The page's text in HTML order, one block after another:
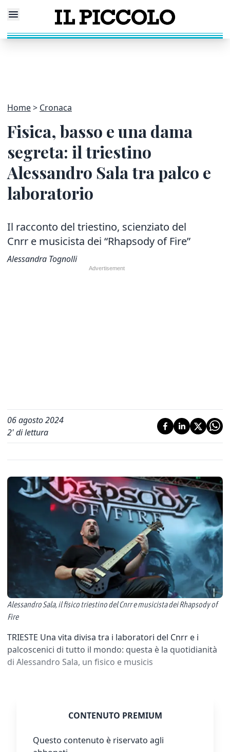
Home Cronaca
Fisica, basso e una dama
segreta: il triestino
Alessandro Sala tra palco e
laboratorio
Il racconto del triestino, scienziato del
Cnrr e musicista dei “Rhapsody of Fire”
Alessandra Tognolli
06 agosto 2024
2' di lettura
Alessandro Sala, il fisico triestino del Cnrr e musicista dei Rhapsody of
Fire
TRIESTE Una vita divisa tra i laboratori del Cnrr e i
palcoscenici di tutto il mondo: questa è la quotidianità
di Alessandro Sala, un fisico e musicis
CONTENUTO PREMIUM
Questo contenuto è riservato agli